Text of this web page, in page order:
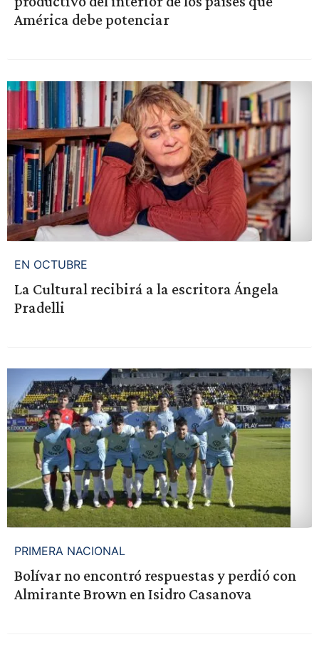
América debe potenciar
EN OCTUBRE
La Cultural recibirá a la escritora Ángela
Pradelli
PRIMERA NACIONAL
Bolívar no encontró respuestas y perdió con
Almirante Brown en Isidro Casanova